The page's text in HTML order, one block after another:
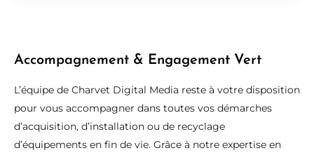
Accompagnement & Engagement Vert
L’équipe de Charvet Digital Media reste à votre disposition
pour vous accompagner dans toutes vos démarches
d’acquisition, d’installation ou de recyclage
d’équipements en fin de vie. Grâce à notre expertise en